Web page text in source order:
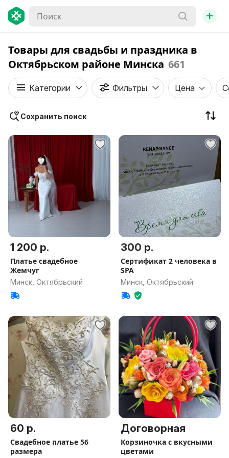
+
Товары для свадьбы и праздника в
Октябрьском районе Минска 661
Категории Фильтры Цена
Сохранить поиск
1 200 р.
Платье свадебное
Жемчуг
Минск, Октябрьский
300 р.
Сертификат 2 человека в
SPA
Минск, Октябрьский
60 р.
Свадебное платье 56
размера
Договорная
Корзиночка с вкусными
цветами